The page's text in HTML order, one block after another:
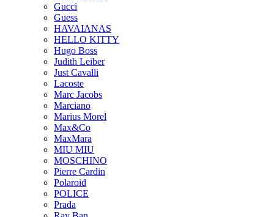
Gucci
Guess
HAVAIANAS
HELLO KITTY
Hugo Boss
Judith Leiber
Just Cavalli
Lacoste
Marc Jacobs
Marciano
Marius Morel
Max&Co
MaxMara
MIU MIU
MOSCHINO
Pierre Cardin
Polaroid
POLICE
Prada